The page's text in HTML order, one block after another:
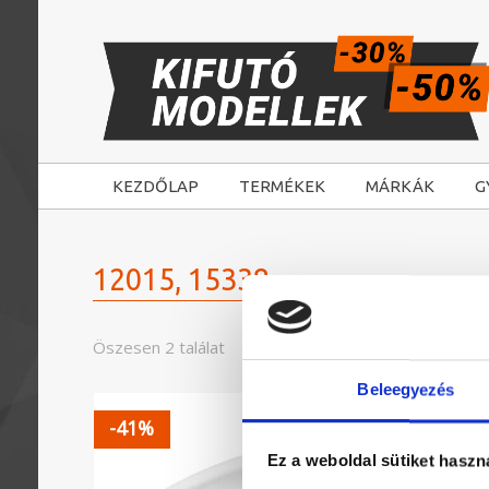
Beleegyezés
Ez a weboldal sütiket
KEZDŐLAP TERMÉKEK MÁRKÁK
12015, 15338
Öszesen 2 találat
-41% -48%